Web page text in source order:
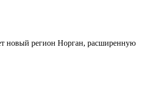
новый регион Норган, расширенную